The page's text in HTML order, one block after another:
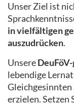
Unser Ziel ist
in vielfältigen
auszudrücken.
Unsere
lebendige
erzielen. Setzen